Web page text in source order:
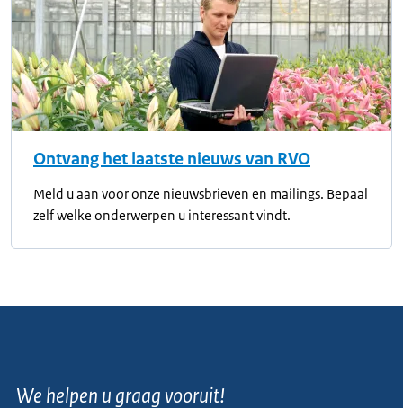
Ontvang het laatste nieuws van RVO
Meld u aan voor onze nieuwsbrieven en mailings. Bepaal
zelf welke onderwerpen u interessant vindt.
We helpen u graag vooruit!